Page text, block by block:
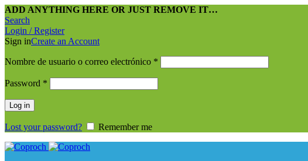
ADD ANYTHING HERE OR JUST REMOVE IT…
Search
Login / Register
Sign inCreate an Account
Nombre de usuario o correo electrónico *
Password *
Log in
Lost your password? Remember me